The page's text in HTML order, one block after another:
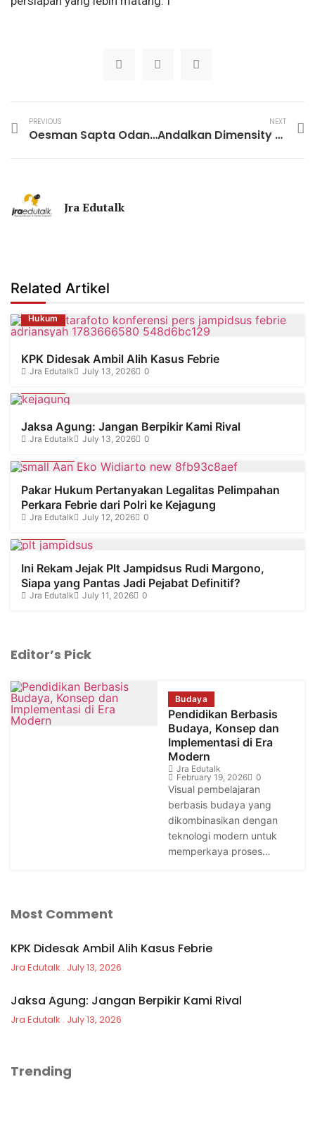
PREVIOUS
Oesman Sapta Odang Lulusan “Paket C” yang Jadi Pebisnis dan Politikus
NEXT
Andalkan Dimensity 9500s dan Fast Charging 100W, Oppo Find X9s Siap Meluncur
Jra Edutalk
Related Artikel
Hukum
KPK Didesak Ambil Alih Kasus Febrie
Jra Edutalk July 13, 2026
0
Jaksa Agung: Jangan Berpikir Kami Rival
Jra Edutalk July 13, 2026
0
Pakar Hukum Pertanyakan Legalitas Pelimpahan
Perkara Febrie dari Polri ke Kejagung
Jra Edutalk July 12, 2026
0
Ini Rekam Jejak Plt Jampidsus Rudi Margono,
Siapa yang Pantas Jadi Pejabat Definitif?
Jra Edutalk July 11, 2026 0
Editor’s Pick
Budaya
Pendidikan Berbasis
Budaya, Konsep dan
Implementasi di Era
Modern
Jra Edutalk
February 19, 2026
0
Visual pembelajaran
berbasis budaya yang
dikombinasikan dengan
teknologi modern untuk
memperkaya proses…
Most Comment
KPK Didesak Ambil Alih Kasus Febrie
Jra Edutalk July 13, 2026
Jaksa Agung: Jangan Berpikir Kami Rival
Jra Edutalk July 13, 2026
Trending